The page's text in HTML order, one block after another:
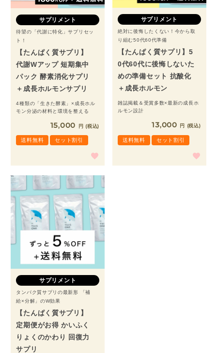
サプリメント
待望の「代謝に特化」サプリセッ
ト！
【たんぱく質サプリ】
代謝Wアップ 短期集中
パック 酵素消化サプリ
＋成長ホルモンサプリ
4種類の「生きた酵素」×成長ホル
モン分泌の材料と環境を整える
15,000 税込
送料無料 セット割引
サプリメント
絶対に後悔したくない！今から取
り組む50代60代準備
【たんぱく質サプリ】5
0代60代に後悔しないた
めの準備セット 抗酸化
＋成長ホルモン
雑誌掲載＆受賞多数×最新の成長ホ
ルモン設計
13,000 税込
送料無料 セット割引
サプリメント
タンパク質サプリの最新形 「補
給×分解」のW効果
【たんぱく質サプリ】
定期便がお得 かいふく
りょくのかわり 回復力
サプリ